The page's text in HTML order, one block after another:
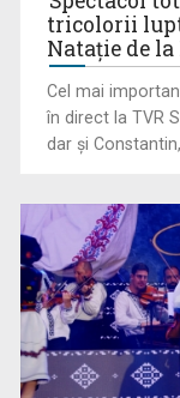
preferinţelor ...
tricolorii
Natație de la
Cel mai
în direct la TVR
dar şi Constantin,